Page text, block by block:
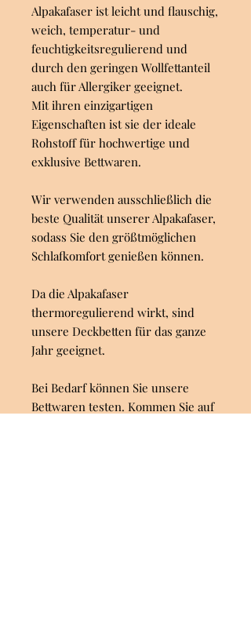
Alpakafaser ist leicht und flauschig,
weich, temperatur- und
feuchtigkeitsregulierend und
durch den geringen Wollfettanteil
auch für Allergiker geeignet.
Mit ihren einzigartigen
Eigenschaften ist sie der ideale
Rohstoff für hochwertige und
exklusive Bettwaren.
Wir verwenden ausschließlich die
beste Qualität unserer Alpakafaser,
sodass Sie den größtmöglichen
Schlafkomfort genießen können.
Da die Alpakafaser
thermoregulierend wirkt, sind
unsere Deckbetten für das ganze
Jahr geeignet.
Bei Bedarf können Sie unsere
Bettwaren testen. Kommen Sie auf